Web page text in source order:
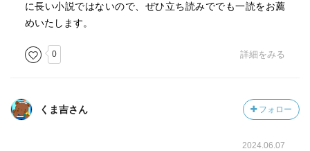
に長い小説ではないので、ぜひ立ち読みででも一読をお薦
めいたします。
0 詳細をみる
くま吉さん フォロー
2024.06.07